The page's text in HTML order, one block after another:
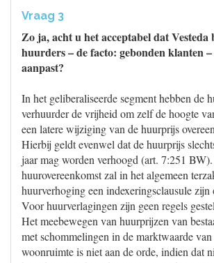
Vraag 3
Zo ja, acht u het acceptabel dat Vesteda
huurders – de facto: gebonden klanten
aanpast?
In het geliberaliseerde segment hebben de
verhuurder de vrijheid om zelf de hoogte
een latere wijziging van de huurprijs
Hierbij geldt evenwel dat de huurprijs
jaar mag worden verhoogd (art. 7:251
huurovereenkomst zal in het algemeen
huurverhoging een indexeringsclausule zijn
Voor huurverlagingen zijn geen regels
Het meebewegen van huurprijzen van
met schommelingen in de marktwaarde
woonruimte is niet aan de orde, indien dat